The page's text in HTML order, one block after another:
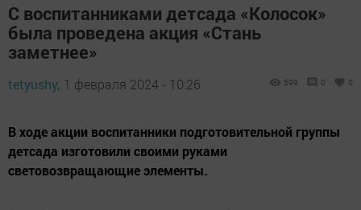
С воспитанниками детсада «Колосок»
была проведена акция «Стань
заметнее»
tetyushy, 1 февраля 2024 - 10:26 599 0 0
В ходе акции воспитанники подготовительной группы
детсада изготовили своими руками
световозвращающие элементы.